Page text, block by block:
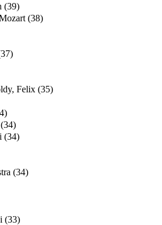
(39)
(38)
Felix (35)
(34)
(34)
(34)
(33)